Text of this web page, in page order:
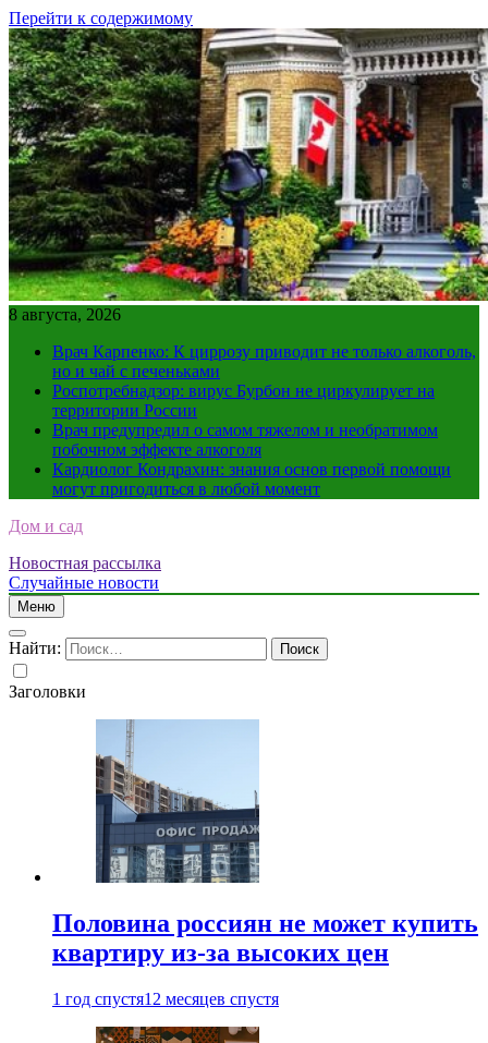
Перейти к содержимому
8 августа, 2026
Врач Карпенко: К циррозу приводит не только алкоголь,
но и чай с печеньками
Роспотребнадзор: вирус Бурбон не циркулирует на
территории России
Врач предупредил о самом тяжелом и необратимом
побочном эффекте алкоголя
Кардиолог Кондрахин: знания основ первой помощи
могут пригодиться в любой момент
Дом и сад
Новостная рассылка
Случайные новости
Меню
Найти:
Заголовки
Половина россиян не может купить
квартиру из-за высоких цен
1 год спустя12 месяцев спустя